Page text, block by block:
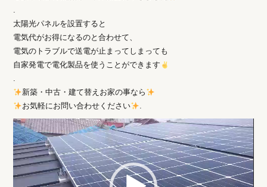
.
太陽光パネルを設置すると
電気代がお得になるのと合わせて、
電気のトラブルで送電が止まってしまっても
自家発電で電化製品を使うことができます
.
新築・中古・建て替えお家の事なら
お気軽にお問い合わせください
.
動
画
プ
レ